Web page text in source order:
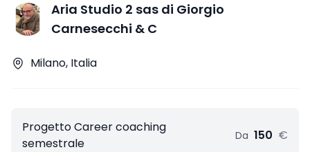
Aria Studio 2 sas di Giorgio
Carnesecchi & C
Milano, Italia
Progetto Career coaching
semestrale
Da 150 €